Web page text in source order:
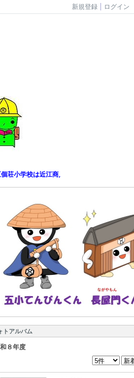
新規登録 ログイン
学校は近江商人のふるさと滋賀県東近江
トアルバム
８年度